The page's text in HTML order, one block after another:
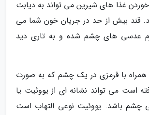
غذا های شیرین می تواند به دیابت
قند بیش از حد در جریان خون شما می
عدسی های چشم شده و به تاری دید
با قرمزی در یک چشم که به صورت
است می تواند نشانه ای از یووئیت یا
چشم باشد. یووئیت نوعی التهاب است